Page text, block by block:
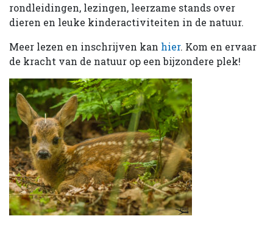
rondleidingen, lezingen, leerzame stands over
dieren en leuke kinderactiviteiten in de natuur.
Meer lezen en inschrijven kan hier. Kom en ervaar
de kracht van de natuur op een bijzondere plek!